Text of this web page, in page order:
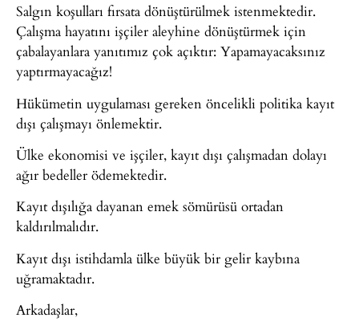
Salgın koşulları fırsata dönüştürülmek istenmektedir.
Çalışma hayatını işçiler aleyhine dönüştürmek için
çabalayanlara yanıtımız çok açıktır: Yapamayacaksınız
yaptırmayacağız!
Hükümetin uygulaması gereken öncelikli politika kayıt
dışı çalışmayı önlemektir.
Ülke ekonomisi ve işçiler, kayıt dışı çalışmadan dolayı
ağır bedeller ödemektedir.
Kayıt dışılığa dayanan emek sömürüsü ortadan
kaldırılmalıdır.
Kayıt dışı istihdamla ülke büyük bir gelir kaybına
uğramaktadır.
Arkadaşlar,